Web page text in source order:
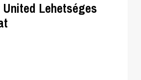
Lehetséges